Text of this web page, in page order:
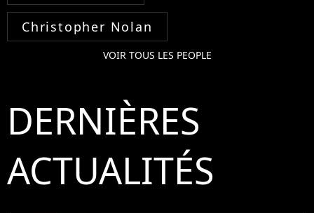
Christopher Nolan
VOIR TOUS LES PEOPLE
DERNIÈRES
ACTUALITÉS